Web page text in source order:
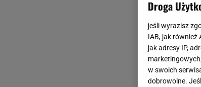
Droga
jeśli wyrazisz
IAB, jak również
jak adresy IP,
w swoich
dobrowolne.